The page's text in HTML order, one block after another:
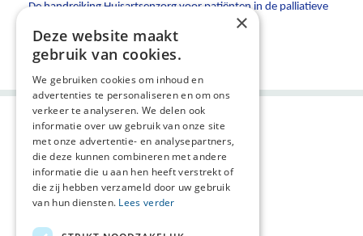
De handreiking Huisartsenzorg voor patiënten in de palliatieve
Deel deze pagina:
Agenda AVG
×
Deze website maakt
gebruik van cookies.
We gebruiken cookies om inhoud en
advertenties te personaliseren en om ons
verkeer te analyseren. We delen ook
informatie over uw gebruik van onze site
met onze advertentie- en analysepartners,
die deze kunnen combineren met andere
informatie die u aan hen heeft verstrekt of
die zij hebben verzameld door uw gebruik
van hun diensten. Lees verder